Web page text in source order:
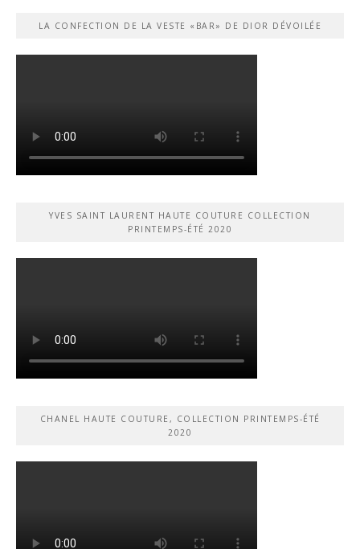
LA CONFECTION DE LA VESTE «BAR» DE DIOR DÉVOILÉE
YVES SAINT LAURENT HAUTE COUTURE COLLECTION
PRINTEMPS-ÉTÉ 2020
CHANEL HAUTE COUTURE, COLLECTION PRINTEMPS-ÉTÉ
2020